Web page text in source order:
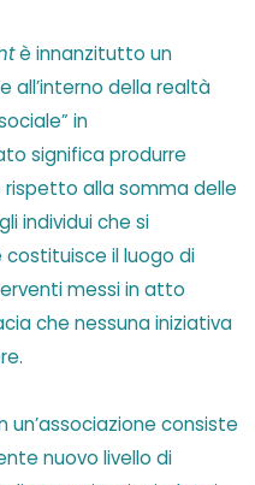
è innanzitutto un
all’interno della realtà
in
significa produrre
rispetto alla somma delle
individui che si
costituisce il luogo di
messi in atto
che nessuna iniziativa
un’associazione consiste
nuovo livello di